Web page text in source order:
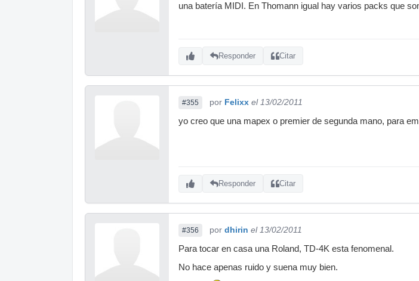
una batería MIDI. En Thomann igual hay varios packs que
Responder Citar
#355 por Felixx el 13/02/2011
yo creo que una mapex o premier de segunda mano, para
Responder Citar
#356 por dhirin el 13/02/2011
Para tocar en casa una Roland, TD-4K esta fenomenal.
No hace apenas ruido y suena muy bien.